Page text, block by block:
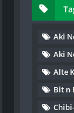
Aki
Aki
Alte
Bit n